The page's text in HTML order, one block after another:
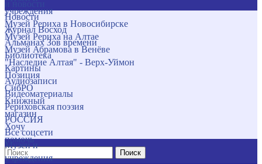
учреждения
Музей Рериха в Новосибирске
Музей Рериха на Алтае
Музей Абрамова в Венёве
"Наследие Алтая" - Верх-Уймон
Позиция
СибРО
Книжный
магазин
Хочу
помочь
Поиск
Новости
Журнал Восход
Альманах Зов времени
Библиотека
Картины
Аудиозаписи
Видеоматериалы
Рериховская поэзия
РОССИЯ
Все соцсети
Музеи и
учреждения